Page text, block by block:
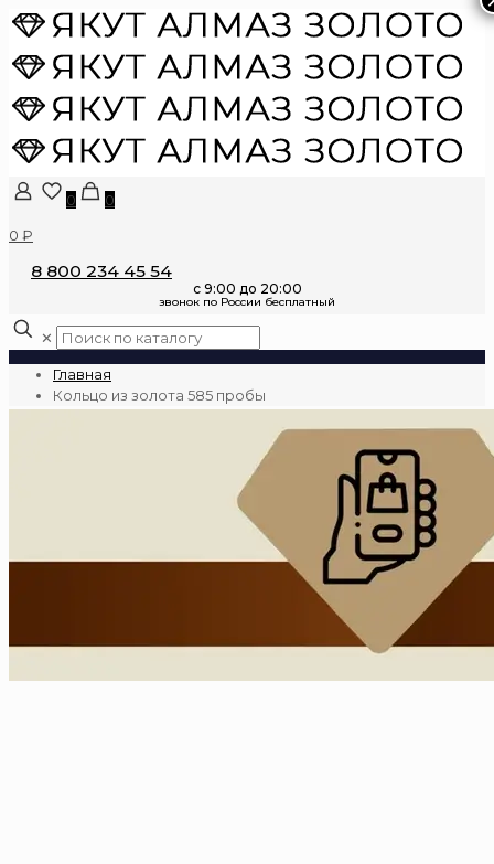
0
0
0 ₽
8 800 234 45 54
✕
Главная
Кольцо из золота 585 пробы